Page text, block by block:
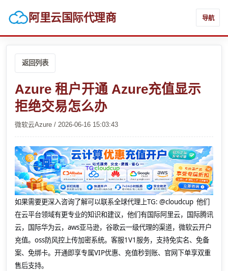
阿里云国际代理商 导航
返回列表
Azure 租户开通 Azure充值显示
拒绝交易怎么办
微软云Azure / 2026-06-16 15:03:43
如果需要更深入咨询了解可以联系全球代理上TG: @cloudcup 他们
在云平台领域有更专业的知识和建议，他们有国际阿里云，国际腾讯
云，国际华为云，aws亚马逊，谷歌云一级代理的渠道，微软云开户
充值。oss防风控上传加密系统。客服1V1服务，支持免实名、免备
案、免绑卡。开通即享专属VIP优惠、充值秒到账、官网下单享双重
售后支持。